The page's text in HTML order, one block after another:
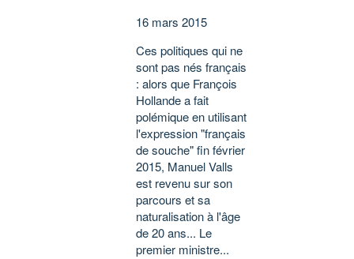
16 mars 2015
Ces politiques qui ne
sont pas nés français
: alors que François
Hollande a fait
polémique en utilisant
l'expression "français
de souche" fin février
2015, Manuel Valls
est revenu sur son
parcours et sa
naturalisation à l'âge
de 20 ans... Le
premier ministre...